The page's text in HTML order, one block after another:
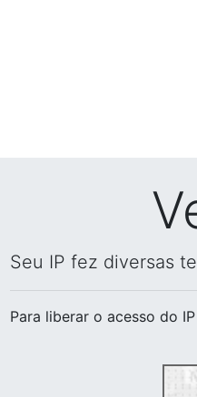
Seu IP fez diversas
Para liberar o acesso do IP